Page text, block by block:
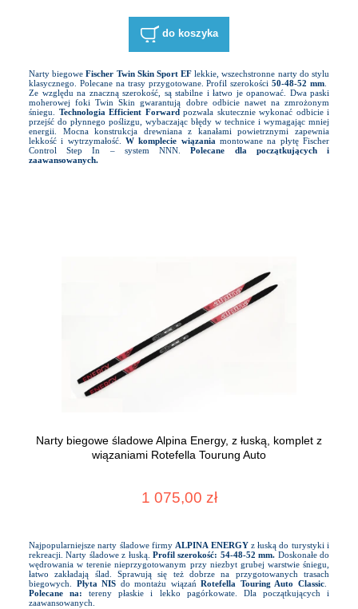
do koszyka
Narty biegoweFischer Twin Skin Sport EF lekkie, wszechstronne narty do stylu
klasycznego. Polecane na trasy przygotowane. Profil szerokości50-48-52 mm
Ze względu na znaczną szerokość, są stabilne i łatwo je opanować. Dwa paski
moherowej foki Twin Skin gwarantują dobre odbicie nawet na zmrożonym
śniegu. Technologia Efficient Forwardpozwala skutecznie wykonać odbicie i
przejść do płynnego poślizgu, wybaczając błędy w technice i wymagając mniej
energii. Mocna konstrukcja drewniana z kanałami powietrznymi zapewnia
lekkość i wytrzymałość. W komplecie wiązania montowane na płytę Fischer
Control Step In – system NNN.Polecane dla początkujących i
zaawansowanych.
Narty biegowe śladowe Alpina Energy, z łuską, komplet z
wiązaniami Rotefella Tourung Auto
1 075,00 zł
Najpopularniejsze narty śladowe firmyALPINA ENERGYz łuską do turystyki i
rekreacji. Narty śladowe z łuską. Profil szerokość: 54-48-52 mm. Doskonałe do
wędrowania w terenie nieprzygotowanym przy niezbyt grubej warstwie śniegu,
łatwo zakładają ślad. Sprawują się też dobrze na przygotowanych trasach
biegowych. Płyta NIS do montażu wiązańRotefella Touring Auto Classic.
Polecane na: tereny płaskie i lekko pagórkowate. Dla początkujących i
zaawansowanych.